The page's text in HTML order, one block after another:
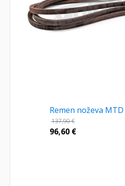
Remen noževa
137,90€
96,60 €